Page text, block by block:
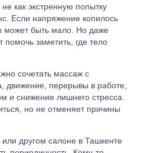
как экстренную попытку
Если напряжение копилось
может быть мало. Но даже
заметить, где тело
сочетать массаж с
перерывы в работе,
и снижение лишнего стресса.
но не отменяет причины
другом салоне в Ташкенте